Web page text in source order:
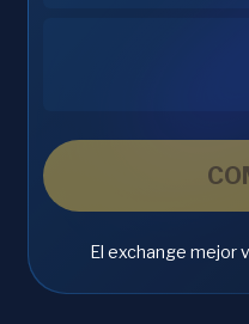
El exchange mejor